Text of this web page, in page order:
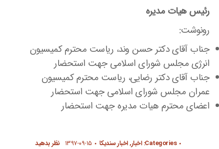
رئیس هیات مدیره
رونوشت:
جناب آقای دکتر حسن وند، ریاست محترم کمیسیون
انرژی مجلس شورای اسلامی جهت استحضار
جناب آقای دکتر رضایی، ریاست محترم کمیسیون
عمران مجلس شورای اسلامی جهت استحضار
اعضای محترم هیات مدیره جهت استحضار
Categories: اخبار,اخبار سندیکا ۱۳۹۷-۰۹-۱۵ نظر بدهید